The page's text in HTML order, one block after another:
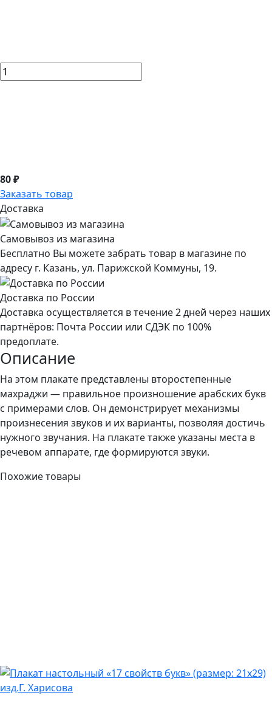
80 ₽
Заказать товар
Доставка
Самовывоз из магазина
Бесплатно Вы можете забрать товар в магазине по
адресу г. Казань, ул. Парижской Коммуны, 19.
Доставка по России
Доставка осуществляется в течение 2 дней через наших
партнёров: Почта России или СДЭК по 100%
предоплате.
Описание
На этом плакате представлены второстепенные
махраджи — правильное произношение арабских букв
с примерами слов. Он демонстрирует механизмы
произнесения звуков и их варианты, позволяя достичь
нужного звучания. На плакате также указаны места в
речевом аппарате, где формируются звуки.
Похожие товары